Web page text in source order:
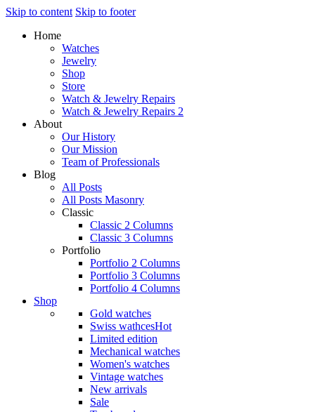
Skip to content Skip to footer
Home
Watches
Jewelry
Shop
Store
Watch & Jewelry Repairs
Watch & Jewelry Repairs 2
About
Our History
Our Mission
Team of Professionals
Blog
All Posts
All Posts Masonry
Classic
Classic 2 Columns
Classic 3 Columns
Portfolio
Portfolio 2 Columns
Portfolio 3 Columns
Portfolio 4 Columns
Shop
Gold watches
Swiss wathcesHot
Limited edition
Mechanical watches
Women's watches
Vintage watches
New arrivals
Sale